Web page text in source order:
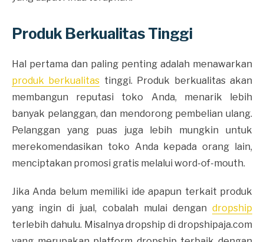
Produk Berkualitas Tinggi
Hal pertama dan paling penting adalah menawarkan
produk berkualitas tinggi. Produk berkualitas akan
membangun reputasi toko Anda, menarik lebih
banyak pelanggan, dan mendorong pembelian ulang.
Pelanggan yang puas juga lebih mungkin untuk
merekomendasikan toko Anda kepada orang lain,
menciptakan promosi gratis melalui word-of-mouth.
Jika Anda belum memiliki ide apapun terkait produk
yang ingin di jual, cobalah mulai dengan dropship
terlebih dahulu. Misalnya dropship di dropshipaja.com